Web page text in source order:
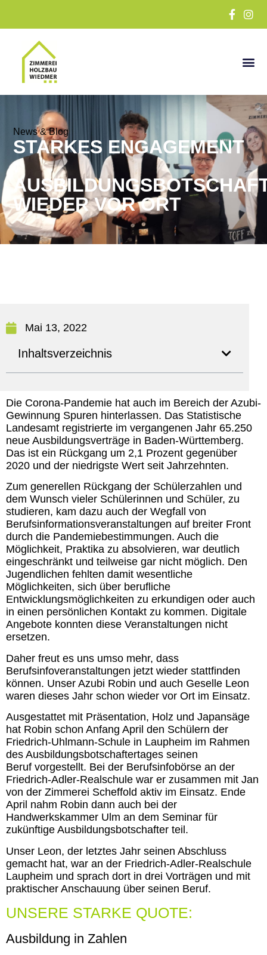
News & Blog
STARKES ENGAGEMENT
:
WIEDER VOR ORT
Mai 13, 2022
Inhaltsverzeichnis
Die Corona-Pandemie hat auch im Bereich der Azubi-
Gewinnung Spuren hinterlassen. Das Statistische
Landesamt registrierte im vergangenen Jahr 65.250
neue Ausbildungsverträge in Baden-Württemberg.
Das ist ein Rückgang um 2,1 Prozent gegenüber
2020 und der niedrigste Wert seit Jahrzehnten.
Zum generellen Rückgang der Schülerzahlen und
dem Wunsch vieler Schülerinnen und Schüler, zu
studieren, kam dazu auch der Wegfall von
Berufsinformationsveranstaltungen auf breiter Front
durch die Pandemiebestimmungen. Auch die
Möglichkeit, Praktika zu absolvieren, war deutlich
eingeschränkt und teilweise gar nicht möglich. Den
Jugendlichen fehlten damit wesentliche
Möglichkeiten, sich über berufliche
Entwicklungsmöglichkeiten zu erkundigen oder auch
in einen persönlichen Kontakt zu kommen. Digitale
Angebote konnten diese Veranstaltungen nicht
ersetzen.
Daher freut es uns umso mehr, dass
Berufsinfoveranstaltungen jetzt wieder stattfinden
können. Unser Azubi Robin und auch Geselle Leon
waren dieses Jahr schon wieder vor Ort im Einsatz.
Ausgestattet mit Präsentation, Holz und Japansäge
hat Robin schon Anfang April den Schülern der
Friedrich-Uhlmann-Schule in Laupheim im Rahmen
des Ausbildungsbotschaftertages seinen
Beruf vorgestellt. Bei der Berufsinfobörse an der
Friedrich-Adler-Realschule war er zusammen mit Jan
von der Zimmerei Scheffold aktiv im Einsatz. Ende
April nahm Robin dann auch bei der
Handwerkskammer Ulm an dem Seminar für
zukünftige Ausbildungsbotschafter teil.
Unser Leon, der letztes Jahr seinen Abschluss
gemacht hat, war an der Friedrich-Adler-Realschule
Laupheim und sprach dort in drei Vorträgen und mit
praktischer Anschauung über seinen Beruf.
UNSERE STARKE QUOTE:
Ausbildung in Zahlen